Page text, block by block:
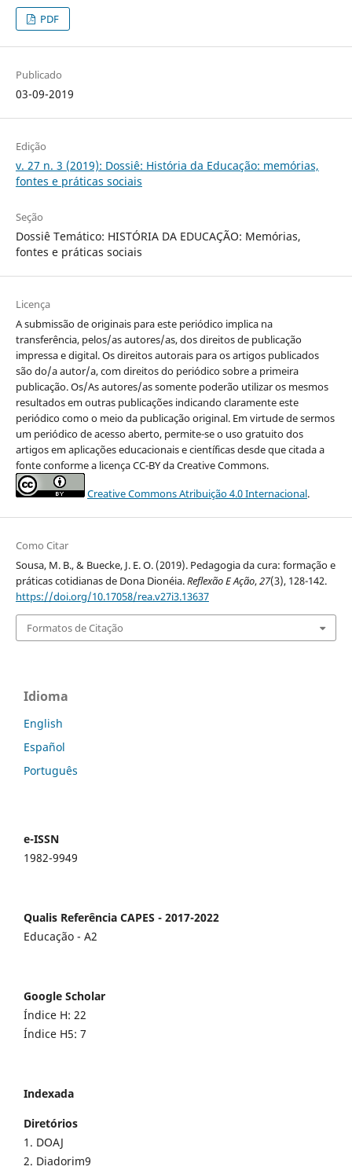
PDF
Publicado
03-09-2019
Edição
v. 27 n. 3 (2019): Dossiê: História da Educação: memórias,
fontes e práticas sociais
Seção
Dossiê Temático: HISTÓRIA DA EDUCAÇÃO: Memórias,
fontes e práticas sociais
Licença
A submissão de originais para este periódico implica na
transferência, pelos/as autores/as, dos direitos de publicação
impressa e digital. Os direitos autorais para os artigos publicados
são do/a autor/a, com direitos do periódico sobre a primeira
publicação. Os/As autores/as somente poderão utilizar os mesmos
resultados em outras publicações indicando claramente este
periódico como o meio da publicação original. Em virtude de sermos
um periódico de acesso aberto, permite-se o uso gratuito dos
artigos em aplicações educacionais e científicas desde que citada a
fonte conforme a licença CC-BY da Creative Commons.
Creative Commons Atribuição 4.0 Internacional.
Como Citar
Sousa, M. B., & Buecke, J. E. O. (2019). Pedagogia da cura: formação e
práticas cotidianas de Dona Dionéia.Reflexão E Ação,27(3), 128-142.
https://doi.org/10.17058/rea.v27i3.13637
Formatos de Citação
Idioma
English
Español
Português
e-ISSN
1982-9949
Qualis Referência CAPES - 2017-2022
Educação - A2
Google Scholar
Índice H: 22
Índice H5: 7
Indexada
Diretórios
1. DOAJ
2. Diadorim9